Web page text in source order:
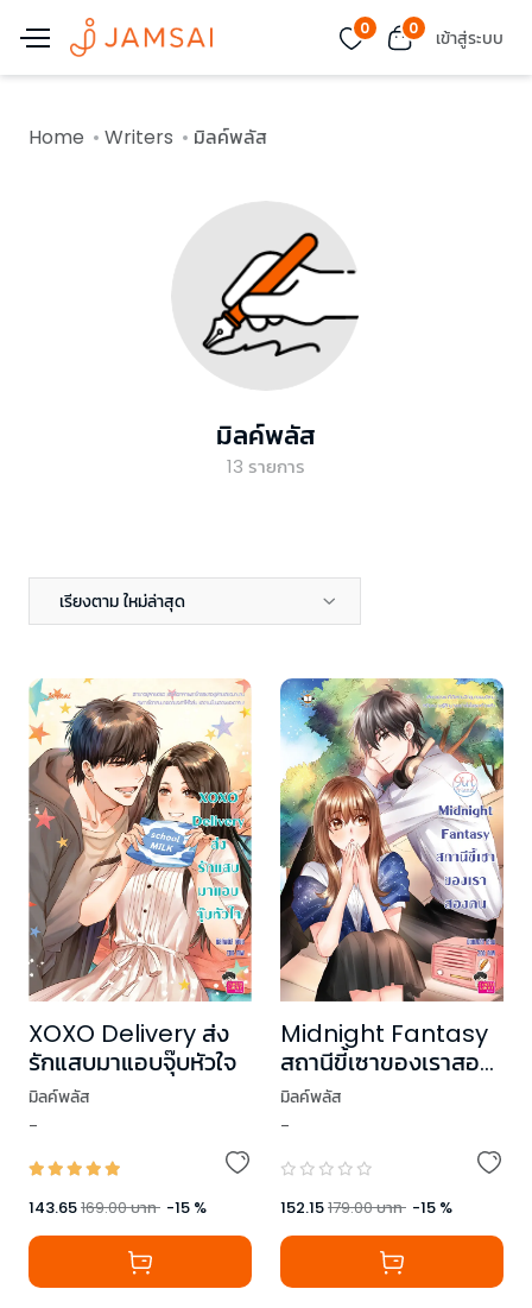
0 0 เข้าสู่ระบบ
Home Writers มิลค์พลัส
มิลค์พลัส
13 รายการ
เรียงตาม ใหม่ล่าสุด
XOXO Delivery ส่ง
รักแสบมาแอบจุ๊บหัวใจ
มิลค์พลัส
-
143.65169.00บาท -15 %
Midnight Fantasy
สถานีขี้เซาของเราสอง
คน
มิลค์พลัส
-
152.15179.00บาท -15 %